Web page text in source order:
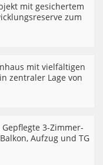
mit gesichertem
zum
mit vielfältigen
zentraler Lage von
3-Zimmer-
Aufzug und TG